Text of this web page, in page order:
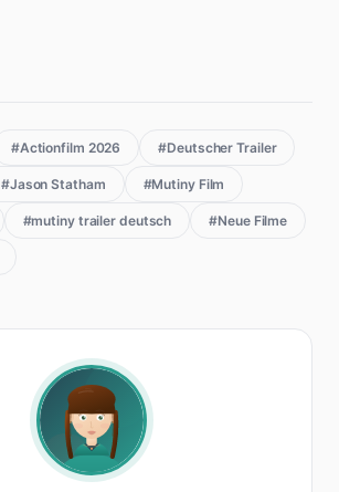
#Actionfilm 2026 #Deutscher Trailer
#Jason Statham #Mutiny Film
#mutiny trailer deutsch #Neue Filme